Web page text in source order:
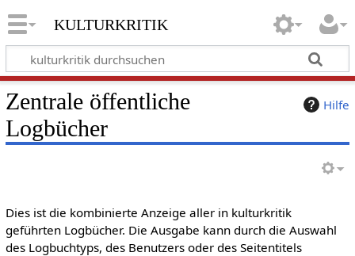
kulturkritik
Hilfe
Zentrale öffentliche
Logbücher
Dies ist die kombinierte Anzeige aller in kulturkritik
geführten Logbücher. Die Ausgabe kann durch die Auswahl
des Logbuchtyps, des Benutzers oder des Seitentitels